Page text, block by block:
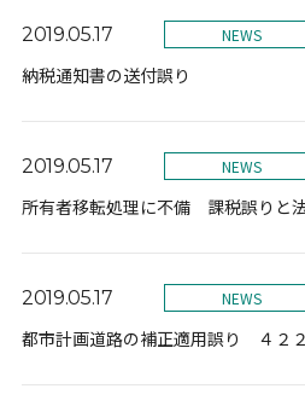
2019.05.17 NEWS
納税通知書の送付誤り
2019.05.17 NEWS
所有者移転処理に不備 課税誤りと
2019.05.17 NEWS
都市計画道路の補正適用誤り ４２